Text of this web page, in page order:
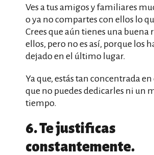
Ves a tus amigos y familiares
o ya no compartes con ellos lo
Crees que aún tienes una buena
ellos, pero no es así, porque los
dejado en el último lugar.
Ya que, estás tan concentrada
que no puedes dedicarles ni un
tiempo.
6. Te justificas
constantemente.